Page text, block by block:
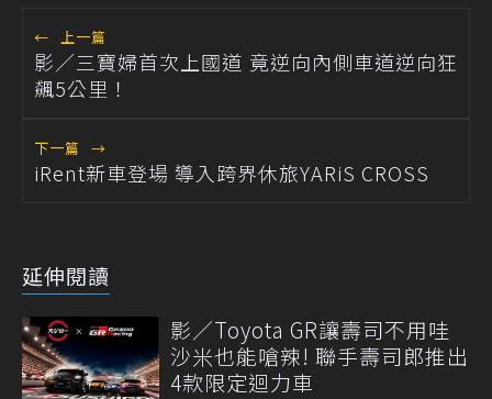
← 上一篇
影／三寶婦首次上國道 竟逆向內側車道逆向狂
飆5公里！
下一篇 →
iRent新車登場 導入跨界休旅YARiS CROSS
延伸閱讀
影／Toyota GR讓壽司不用哇
沙米也能嗆辣! 聯手壽司郎推出
4款限定迴力車